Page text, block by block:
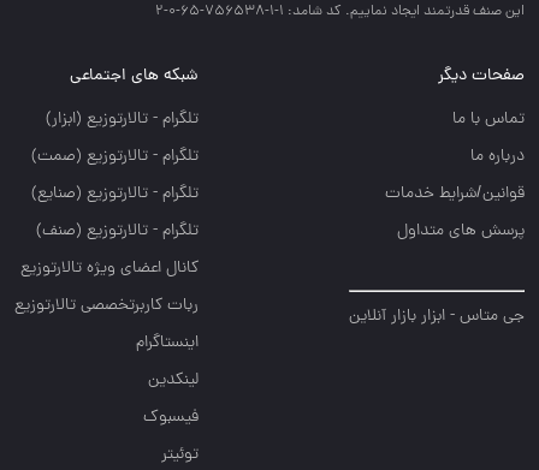
قدرتمند ايجاد نماييم. کد شامد: 1-1-756538-65-0-2
دیگر
با ما
ما
شرایط خدمات
های متداول
- ابزار بازار آنلاین
شبکه های اجتماعی
تلگرام - تالارتوزيع (ابزار)
تلگرام - تالارتوزيع (صمت)
تلگرام - تالارتوزيع (صنايع)
تلگرام - تالارتوزیع (صنف)
کانال اعضای ویژه تالارتوزیع
ربات کاربرتخصصی تالارتوزیع
اینستاگرام
لینکدین
فیسبوک
توئیتر